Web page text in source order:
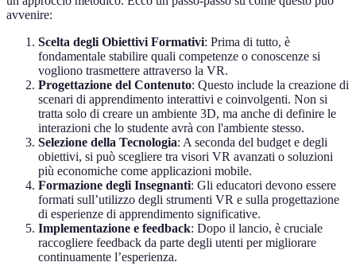
avvenire:
Scelta degli Obiettivi Formativi: Prima di tutto, è
fondamentale stabilire quali competenze o conoscenze si
vogliono trasmettere attraverso la VR.
Progettazione del Contenuto: Questo include la creazione di
scenari di apprendimento interattivi e coinvolgenti. Non si
tratta solo di creare un ambiente 3D, ma anche di definire le
interazioni che lo studente avrà con l'ambiente stesso.
Selezione della Tecnologia: A seconda del budget e degli
obiettivi, si può scegliere tra visori VR avanzati o soluzioni
più economiche come applicazioni mobile.
Formazione degli Insegnanti: Gli educatori devono essere
formati sull’utilizzo degli strumenti VR e sulla progettazione
di esperienze di apprendimento significative.
Implementazione e feedback: Dopo il lancio, è cruciale
raccogliere feedback da parte degli utenti per migliorare
continuamente l’esperienza.